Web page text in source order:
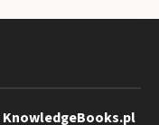
KnowledgeBooks.pl